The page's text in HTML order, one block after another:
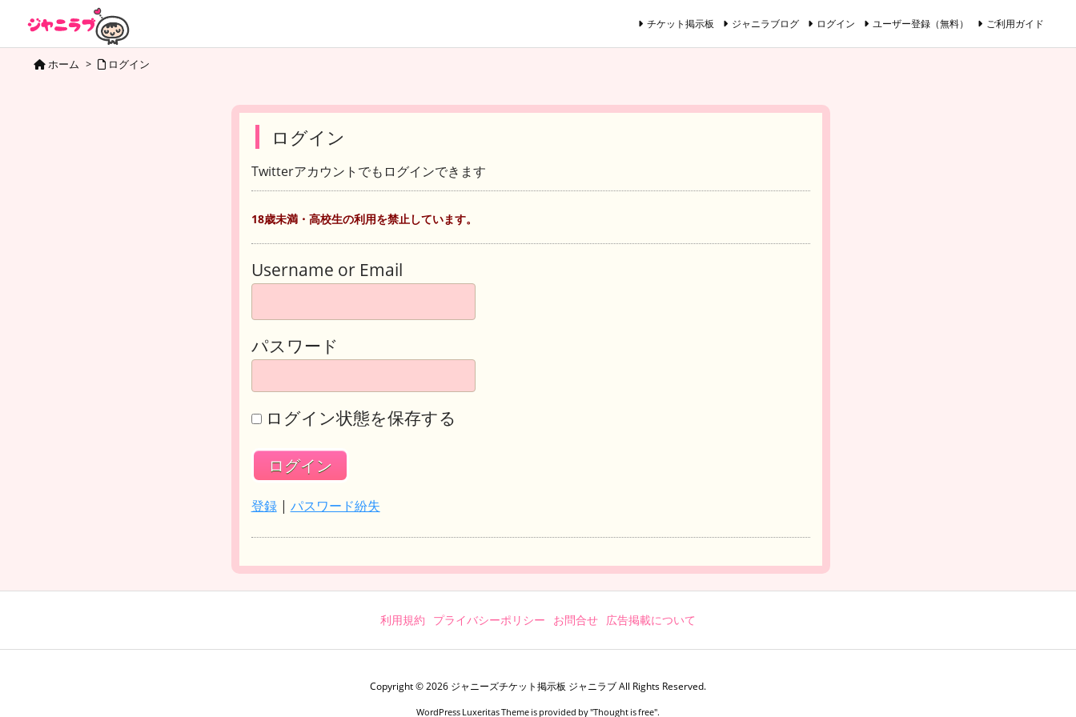
チケット掲示板 ジャニラブログ ログイン ユーザー登録（無料） ご利用ガイド
ホーム > ログイン
ログイン
Twitterアカウントでもログインできます
18歳未満・高校生の利用を禁止しています。
Username or Email
パスワード
ログイン状態を保存する
登録| パスワード紛失
利用規約 プライバシーポリシー お問合せ 広告掲載について
Copyright ©2026 ジャニーズチケット掲示板 ジャニラブAll Rights Reserved.
WordPress Luxeritas Theme is provided by "Thought is free".